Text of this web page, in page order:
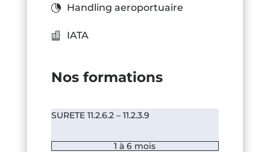
Handling aeroportuaire
IATA
Nos formations
SURETE 11.2.6.2 – 11.2.3.9
1 à 6 mois